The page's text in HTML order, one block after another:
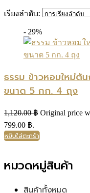
เรียงลำดับ:
- 29%
ธรรม ข้าวหอมใหม่
ขนาด 5 กก. 4 ถุง
1,120.00฿ Original price
799.00 ฿.
หยิบใส่ตะกร้า
หมวดหมู่สินค้า
สินค้าทั้งหมด